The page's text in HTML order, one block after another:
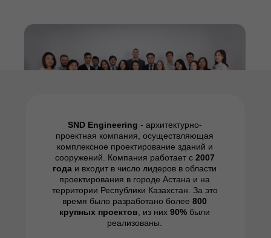
SND Engineering - архитектурно-
проектная компания, осуществляющая
комплексное проектирование зданий и
сооружений. Компания работает с 2007
года и входит в число лидеров в области
проектирования в городе Астана и на
территории Республики Казахстан. За это
время было разработано более 800
крупных проектов , из них 90% были
реализованы.